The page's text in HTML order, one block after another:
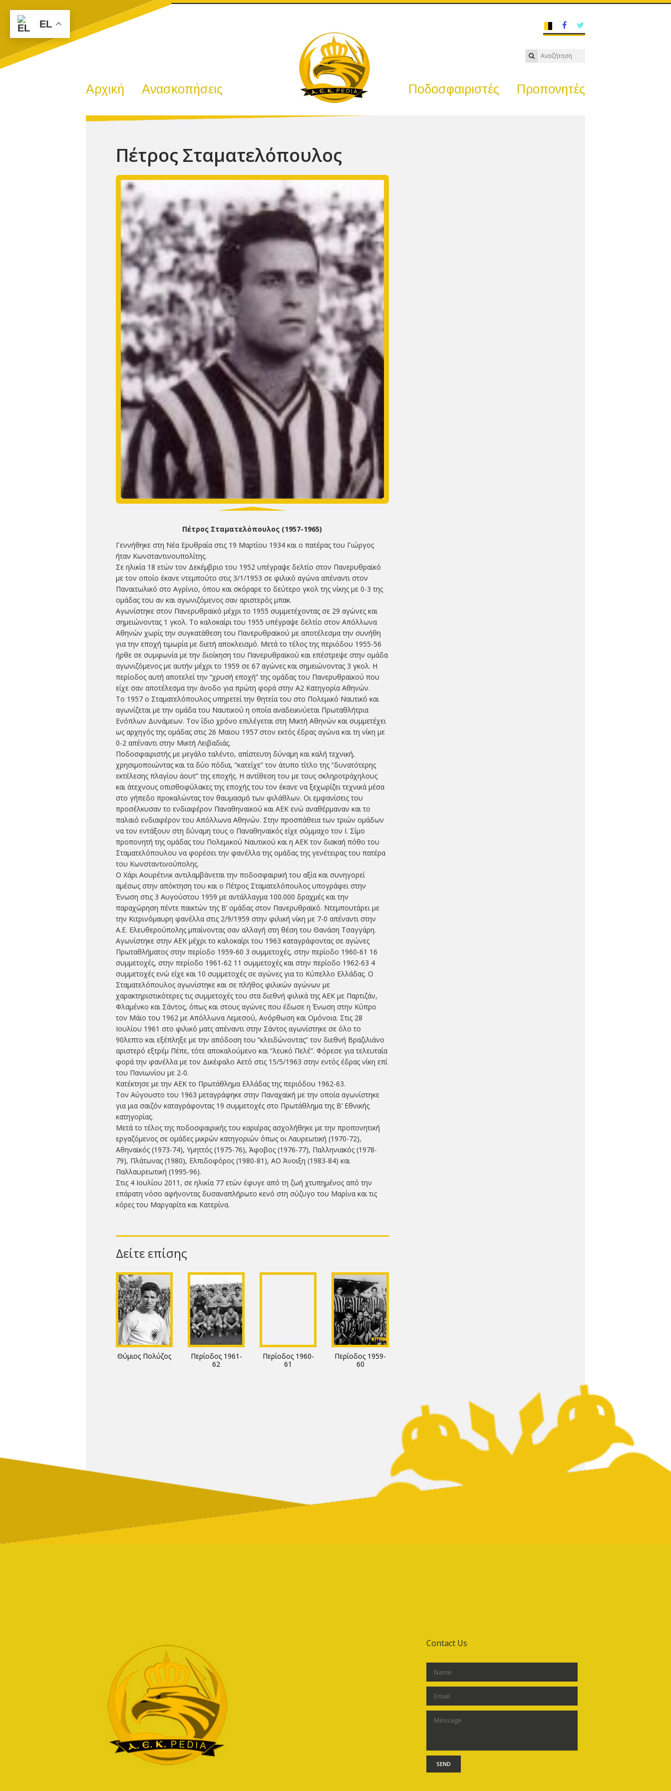
Αρχική Ανασκοπήσεις Προπονητές
Ποδοσφαιριστές
Πέτρος Σταματελόπουλος
Πέτρος Σταματελόπουλος (1957-1965)
Γεννήθηκε στη Νέα Ερυθραία στις 19 Μαρτίου 1934 και ο πατέρας του Γιώργος
ήταν Κωνσταντινουπολίτης.
Σε ηλικία 18 ετών τον Δεκέμβριο του 1952 υπέγραψε δελτίο στον Πανερυθραϊκό
με τον οποίο έκανε ντεμπούτο στις 3/1/1953 σε φιλικό αγώνα απέναντι στον
Παναιτωλικό στο Αγρίνιο, όπου και σκόραρε το δεύτερο γκολ της νίκης με 0-3 της
ομάδας του αν και αγωνιζόμενος σαν αριστερός μπακ.
Αγωνίστηκε στον Πανερυθραϊκό μέχρι το 1955 συμμετέχοντας σε 29 αγώνες και
σημειώνοντας 1 γκολ. Το καλοκαίρι του 1955 υπέγραψε δελτίο στον Απόλλωνα
Αθηνών χωρίς την συγκατάθεση του Πανερυθραϊκού με αποτέλεσμα την συνήθη
για την εποχή τιμωρία με διετή αποκλεισμό. Μετά το τέλος της περιόδου 1955-56
ήρθε σε συμφωνία με την διοίκηση του Πανερυθραϊκού και επέστρεψε στην ομάδα
αγωνιζόμενος με αυτήν μέχρι το 1959 σε 67 αγώνες και σημειώνοντας 3 γκολ. Η
περίοδος αυτή αποτελεί την “χρυσή εποχή” της ομάδας του Πανερυθραϊκού που
είχε σαν αποτέλεσμα την άνοδο για πρώτη φορά στην Α2 Κατηγορία Αθηνών.
Το 1957 ο Σταματελόπουλος υπηρετεί την θητεία του στο Πολεμικό Ναυτικό και
αγωνίζεται με την ομάδα του Ναυτικού η οποία αναδεικνύεται Πρωταθλήτρια
Ενόπλων Δυνάμεων. Τον ίδιο χρόνο επιλέγεται στη Μικτή Αθηνών και συμμετέχει
ως αρχηγός της ομάδας στις 26 Μαϊου 1957 στον εκτός έδρας αγώνα και τη νίκη με
0-2 απέναντι στην Μικτή Λειβαδιάς.
Ποδοσφαιριστής με μεγάλο ταλέντο, απίστευτη δύναμη και καλή τεχνική,
χρησιμοποιώντας και τα δύο πόδια, “κατείχε” τον άτυπο τίτλο της “δυνατότερης
εκτέλεσης πλαγίου άουτ” της εποχής. Η αντίθεση του με τους σκληροτράχηλους
και άτεχνους οπισθοφύλακες της εποχής του τον έκανε να ξεχωρίζει τεχνικά μέσα
στο γήπεδο προκαλώντας τον θαυμασμό των φιλάθλων. Οι εμφανίσεις του
προσέλκυσαν το ενδιαφέρον Παναθηναϊκού και ΑΕΚ ενώ αναθέρμαναν και το
παλαιό ενδιαφέρον του Απόλλωνα Αθηνών. Στην προσπάθεια των τριών ομάδων
να τον εντάξουν στη δύναμη τους ο Παναθηναϊκός είχε σύμμαχο τον Ι. Σίμο
προπονητή της ομάδας του Πολεμικού Ναυτικού και η ΑΕΚ τον διακαή πόθο του
Σταματελόπουλου να φορέσει την φανέλλα της ομάδας της γενέτειρας του πατέρα
του Κωνσταντινούπολης.
Ο Χάρι Αουρέτνικ αντιλαμβάνεται την ποδοσφαιρική του αξία και συνηγορεί
αμέσως στην απόκτηση του και ο Πέτρος Σταματελόπουλος υπογράφει στην
Ένωση στις 3 Αυγούστου 1959 με αντάλλαγμα 100.000 δραχμές και την
παραχώρηση πέντε παικτών της Β’ ομάδας στον Πανερυθραϊκό. Ντεμπουτάρει με
την Κιτρινόμαυρη φανέλλα στις 2/9/1959 στην φιλική νίκη με 7-0 απέναντι στην
Α.Ε. Ελευθερούπολης μπαίνοντας σαν αλλαγή στη θέση του Θανάση Τσαγγάρη.
Αγωνίστηκε στην ΑΕΚ μέχρι το καλοκαίρι του 1963 καταγράφοντας σε αγώνες
Πρωταθλήματος στην περίοδο 1959-60 3 συμμετοχές, στην περίοδο 1960-61 16
συμμετοχές, στην περίοδο 1961-62 11 συμμετοχές και στην περίοδο 1962-63 4
συμμετοχές ενώ είχε και 10 συμμετοχές σε αγώνες για το Κύπελλο Ελλάδας. Ο
Σταματελόπουλος αγωνίστηκε και σε πλήθος φιλικών αγώνων με
χαρακτηριστικότερες τις συμμετοχές του στα διεθνή φιλικά της ΑΕΚ με Παρτιζάν,
Φλαμένκο και Σάντος, όπως και στους αγώνες που έδωσε η Ένωση στην Κύπρο
τον Μάϊο του 1962 με Απόλλωνα Λεμεσού, Ανόρθωση και Ομόνοια. Στις 28
Ιουλίου 1961 στο φιλικό ματς απέναντι στην Σάντος αγωνίστηκε σε όλο το
90λεπτο και εξέπληξε με την απόδοση του “κλειδώνοντας” τον διεθνή Βραζιλιάνο
αριστερό εξτρέμ Πέπε, τότε αποκαλούμενο και “λευκό Πελέ”. Φόρεσε για τελευταία
φορά την φανέλλα με τον Δικέφαλο Αετό στις 15/5/1963 στην εντός έδρας νίκη επί
του Πανιωνίου με 2-0.
Κατέκτησε με την ΑΕΚ το Πρωτάθλημα Ελλάδας της περιόδου 1962-63.
Τον Αύγουστο του 1963 μεταγράφηκε στην Παναχαϊκή με την οποία αγωνίστηκε
για μια σαιζόν καταγράφοντας 19 συμμετοχές στο Πρωτάθλημα της Β’ Εθνικής
κατηγορίας.
Μετά το τέλος της ποδοσφαιρικής του καριέρας ασχολήθηκε με την προπονητική
εργαζόμενος σε ομάδες μικρών κατηγοριών όπως οι Λαυρεωτική (1970-72),
Αθηναϊκός (1973-74), Υμηττός (1975-76), Άφοβος (1976-77), Παλληνιακός (1978-
79), Πλάτωνας (1980), Ελπιδοφόρος (1980-81), ΑΟ Άνοιξη (1983-84) και
Παλλαυρεωτική (1995-96).
Στις 4 Ιουλίου 2011, σε ηλικία 77 ετών έφυγε από τη ζωή χτυπημένος από την
επάρατη νόσο αφήνοντας δυσαναπλήρωτο κενό στη σύζυγο του Μαρίνα και τις
κόρες του Μαργαρίτα και Κατερίνα.
Δείτε επίσης
Θύμιος Πολύζος
Περίοδος 1961-
62
Περίοδος 1960-
61
Περίοδος 1959-
60
Contact Us
SEND
EL